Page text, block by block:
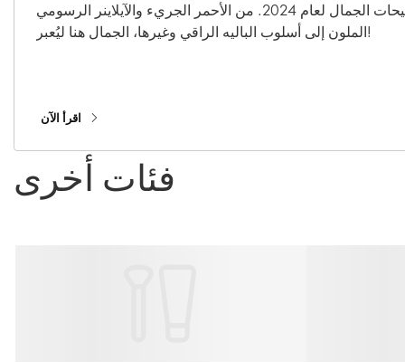
إكتشفوا خمسة من أحدث صيحات الجمال لعام 2024. من الأحمر الجريء والآيلاينر الرسومي
الملون إلى أسلوب الباليه الراقي وغيرها، الجمال هنا ليُعبر!
اقرأ الآن
فئات أخرى